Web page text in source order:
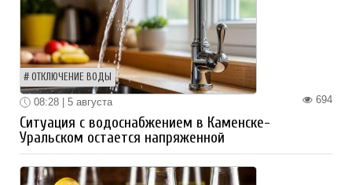
ОТКЛЮЧЕНИЕ ВОДЫ
694
08:28 | 5 августа
Ситуация с водоснабжением в Каменске-
Уральском остается напряженной